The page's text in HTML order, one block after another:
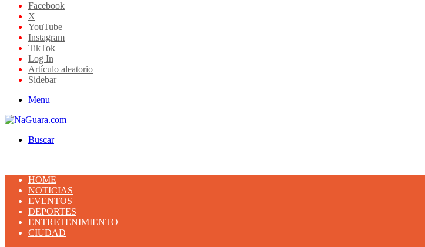
Facebook
X
YouTube
Instagram
TikTok
Log In
Artículo aleatorio
Sidebar
Menu
Buscar
HOME
NOTICIAS
EVENTOS
DEPORTES
ENTRETENIMIENTO
CIUDAD